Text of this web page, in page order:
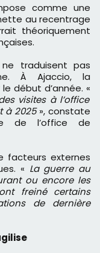
comme une
au recentrage
théoriquement
ne traduisent pas
À Ajaccio, la
début d’année. «
visites à l’office
à 2025», constate
de l’office de
facteurs externes
« La guerre au
ou encore les
freiné certains
de dernière